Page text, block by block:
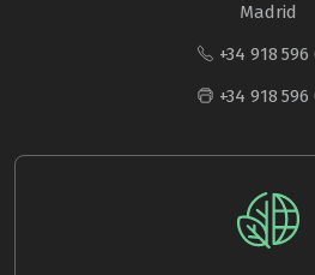
Madrid
+34 918 596
+34 918 596